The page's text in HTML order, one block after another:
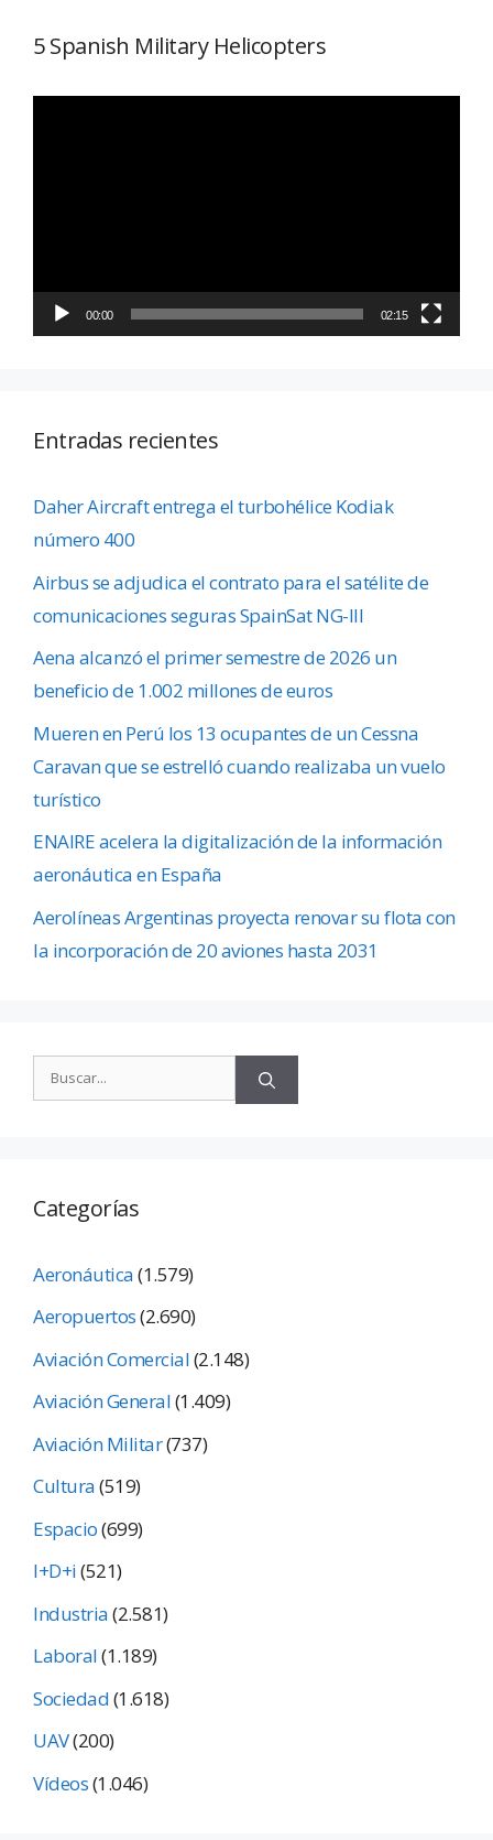
5 Spanish Military Helicopters
00:00 02:15
Entradas recientes
Daher Aircraft entrega el turbohélice Kodiak
número 400
Airbus se adjudica el contrato para el satélite de
comunicaciones seguras SpainSat NG-III
Aena alcanzó el primer semestre de 2026 un
beneficio de 1.002 millones de euros
Mueren en Perú los 13 ocupantes de un Cessna
Caravan que se estrelló cuando realizaba un vuelo
turístico
ENAIRE acelera la digitalización de la información
aeronáutica en España
Aerolíneas Argentinas proyecta renovar su flota con
la incorporación de 20 aviones hasta 2031
Categorías
Aeronáutica(1.579)
Aeropuertos(2.690)
Aviación Comercial(2.148)
Aviación General(1.409)
Aviación Militar(737)
Cultura(519)
Espacio(699)
I+D+i(521)
Industria(2.581)
Laboral(1.189)
Sociedad(1.618)
UAV(200)
Vídeos(1.046)